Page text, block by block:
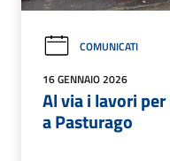
COMUNICATI
16 GENNAIO 2026
Al via i lavori
a Pasturago